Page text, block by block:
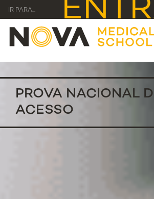
IR PARA...
PROVA NACIONAL
ACESSO